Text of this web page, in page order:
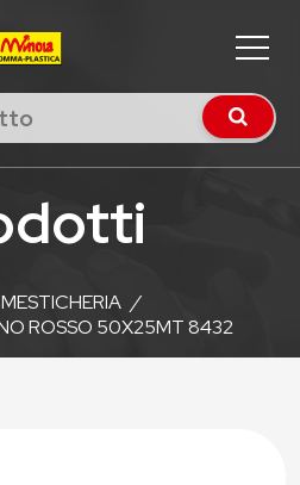
MESTICHERIA /
ROSSO 50X25MT 8432